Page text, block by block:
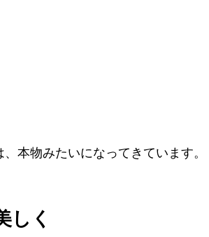
本物みたいになってきています。
しく